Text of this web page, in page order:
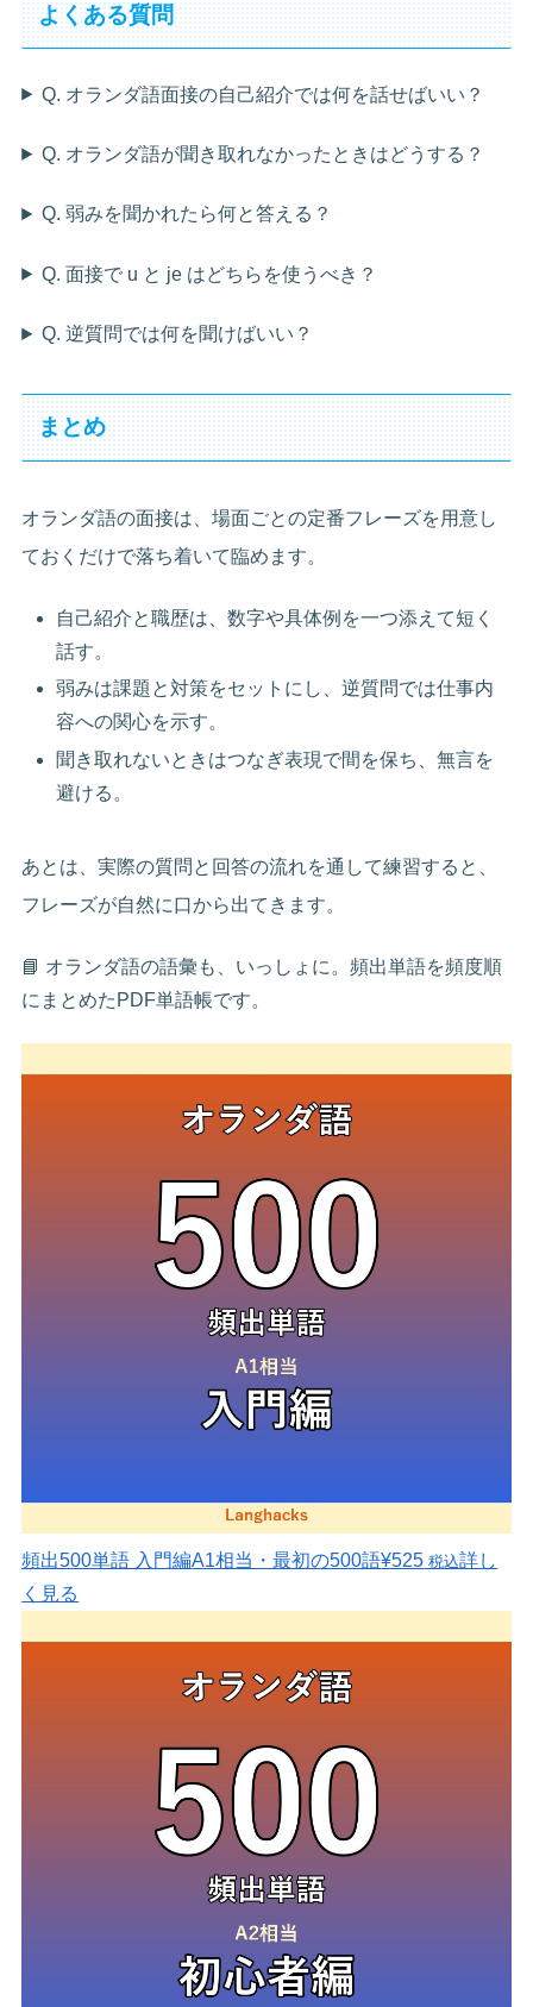
よくある質問
Q. オランダ語面接の自己紹介では何を話せばいい？
Q. オランダ語が聞き取れなかったときはどうする？
Q. 弱みを聞かれたら何と答える？
Q. 面接で u と je はどちらを使うべき？
Q. 逆質問では何を聞けばいい？
まとめ
オランダ語の面接は、場面ごとの定番フレーズを用意し
ておくだけで落ち着いて臨めます。
自己紹介と職歴は、数字や具体例を一つ添えて短く
話す。
弱みは課題と対策をセットにし、逆質問では仕事内
容への関心を示す。
聞き取れないときはつなぎ表現で間を保ち、無言を
避ける。
あとは、実際の質問と回答の流れを通して練習すると、
フレーズが自然に口から出てきます。
📘 オランダ語の語彙も、いっしょに。頻出単語を頻度順
にまとめたPDF単語帳です。
頻出500単語 入門編A1相当・最初の500語¥525 税込詳し
く見る